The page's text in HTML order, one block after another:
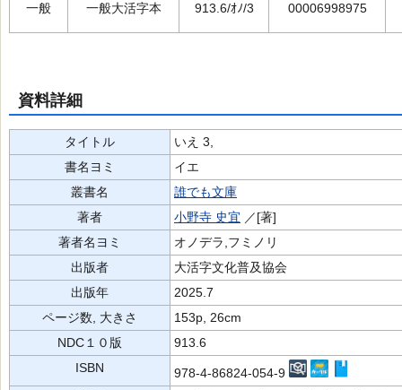
一般 一般大活字本 913.6/ｵﾉ/3 00006998975
資料詳細
タイトル
いえ 3,
書名ヨミ
イエ
叢書名
誰でも文庫
著者
小野寺 史宜 ／[著]
著者名ヨミ
オノデラ,フミノリ
出版者
大活字文化普及協会
出版年
2025.7
ページ数, 大きさ
153p, 26cm
NDC１０版
913.6
ISBN
978-4-86824-054-9